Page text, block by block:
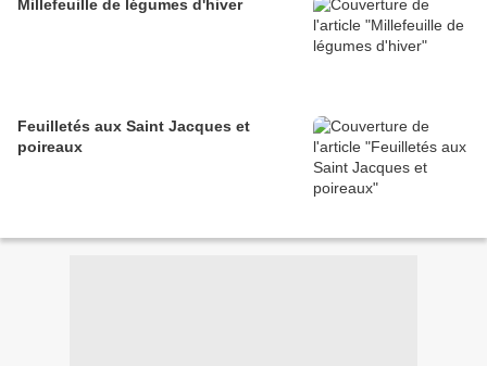
Millefeuille de légumes d'hiver
Feuilletés aux Saint Jacques et
poireaux